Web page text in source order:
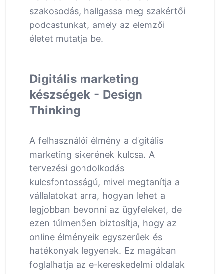
szakosodás, hallgassa meg szakértői
podcastunkat, amely az elemzői
életet mutatja be.
Digitális marketing
készségek - Design
Thinking
A felhasználói élmény a digitális
marketing sikerének kulcsa. A
tervezési gondolkodás
kulcsfontosságú, mivel megtanítja a
vállalatokat arra, hogyan lehet a
legjobban bevonni az ügyfeleket, de
ezen túlmenően biztosítja, hogy az
online élményeik egyszerűek és
hatékonyak legyenek. Ez magában
foglalhatja az e-kereskedelmi oldalak